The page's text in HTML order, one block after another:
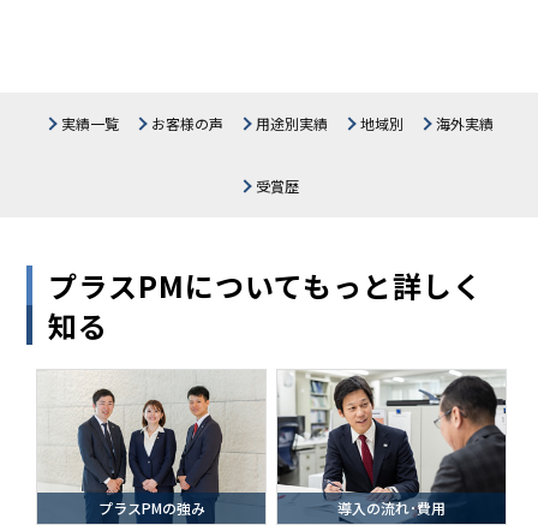
実績一覧 お客様の声 用途別実績
生産・物流施設 公共施設
地域別
関東 中部
海外実績
受賞歴
プラスPMについてもっと詳しく
知る
プラスPMの強み 導入の流れ･費用